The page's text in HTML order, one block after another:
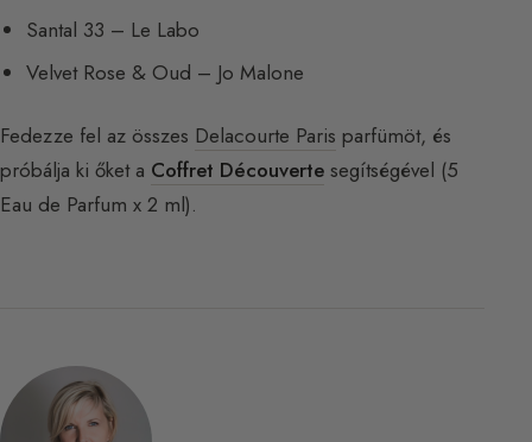
Santal 33 – Le Labo
Velvet Rose & Oud – Jo Malone
Fedezze fel az összes Delacourte Paris parfümöt, és
próbálja ki őket a Coffret Découverte segítségével (5
Eau de Parfum x 2 ml).